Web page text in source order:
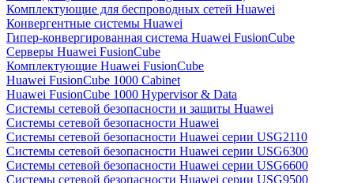
Комплектующие для беспроводных сетей Huawei
Конвергентные системы Huawei
Гипер-конвергированная система Huawei FusionCube
Серверы Huawei FusionCube
Комплектующие Huawei FusionCube
Huawei FusionCube 1000 Cabinet
Huawei FusionCube 1000 Hypervisor & Data
Системы сетевой безопасности и защиты Huawei
Системы сетевой безопасности Huawei
Системы сетевой безопасности Huawei серии USG2110
Системы сетевой безопасности Huawei серии USG6300
Системы сетевой безопасности Huawei серии USG6600
Системы сетевой безопасности Huawei серии USG9500